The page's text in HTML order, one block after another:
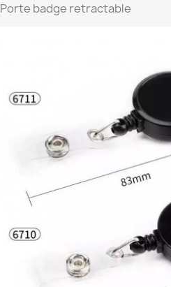
Porte badge retractable